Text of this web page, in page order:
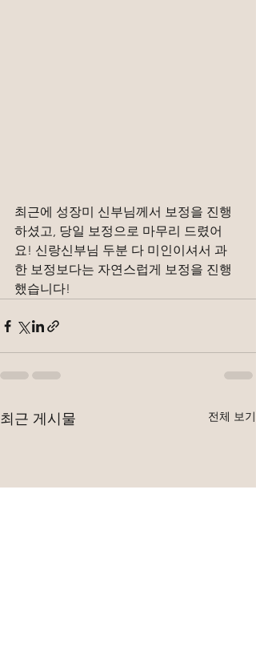
최근에 성장미 신부님께서 보정을 진행
하셨고, 당일 보정으로 마무리 드렸어
요! 신랑신부님 두분 다 미인이셔서 과
한 보정보다는 자연스럽게 보정을 진행
했습니다!
최근 게시물 전체 보기